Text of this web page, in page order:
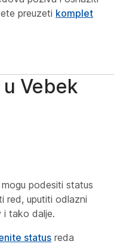
preuzeti komplet
Vebek
podesiti status
red, uputiti odlazni
i tako dalje.
status reda